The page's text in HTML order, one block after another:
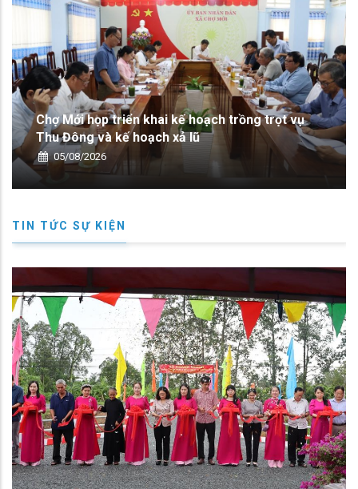
Thông báo về việc cho thuê nhà gắn với quyền
sử dụng đất
31/07/2026
TIN TỨC SỰ KIỆN